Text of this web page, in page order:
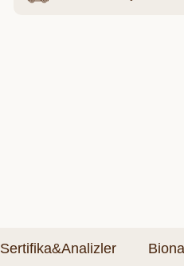
Sertifika&Analizler